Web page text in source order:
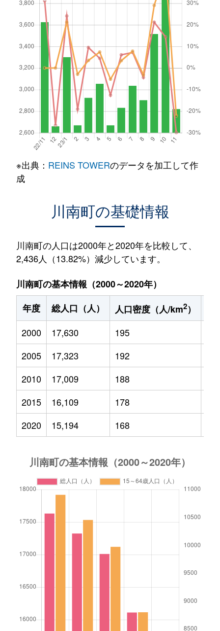
※出典： REINS TOWERのデータを加工して作
成
川南町の基礎情報
川南町の人口は2000年と2020年を比較して、
2,436人（13.82%）減少しています。
川南町の基本情報（2000～2020年）
年度
総人口（人） 人口密度（人/km2）
2000
17,630 195
2005
17,323 192
2010
17,009 188
2015
16,109 178
2020
15,194 168